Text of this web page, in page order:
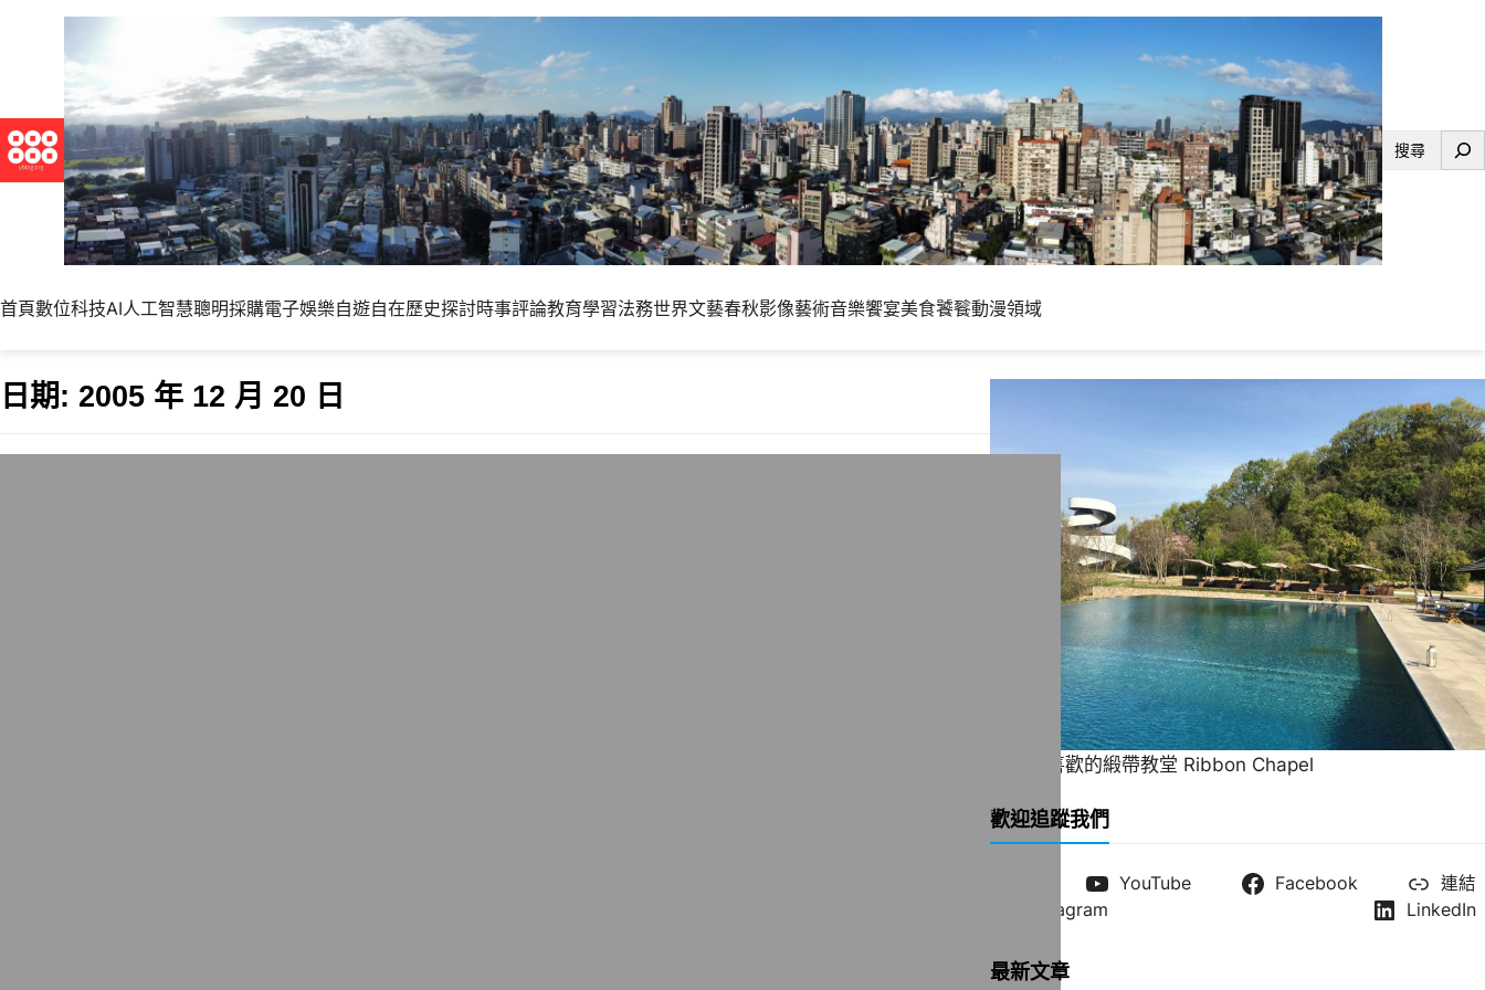
搜
首頁數位科技AI人工智慧聰明採購電子娛樂自遊自在歷史探討時事評論教育學習法務世界文藝春秋影像藝術音樂饗宴美食饕餮動漫領域
日期: 2005 年 12 月 20 日
一直很喜歡的緞帶教堂 Ribbon Chapel
歡迎追蹤我們
YouTube Facebook
連結
Instagram
LinkedIn
最新文章